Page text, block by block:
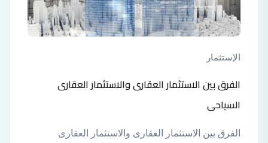
الإستثمار
الفرق بين الاستثمار العقارى والاستثمار العقارى
السياحى
الفرق بين الاستثمار العقارى والاستثمار العقارى